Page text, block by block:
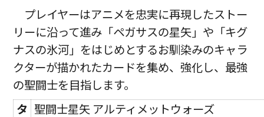
プレイヤーはアニメを忠実に再現したストー
リーに沿って進み「ペガサスの星矢」や「キグ
ナスの氷河」をはじめとするお馴染みのキャラ
クターが描かれたカードを集め、強化し、最強
の聖闘士を目指します。
タ 聖闘士星矢 アルティメットウォーズ